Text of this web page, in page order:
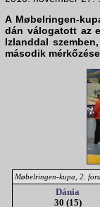
A Møbelringen-
dán válogatott az
Izlanddal
második
Møbelringen-kupa, 2.
Dánia
30 (15)